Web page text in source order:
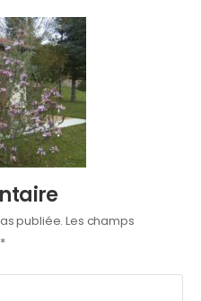
publiée. Les champs
*